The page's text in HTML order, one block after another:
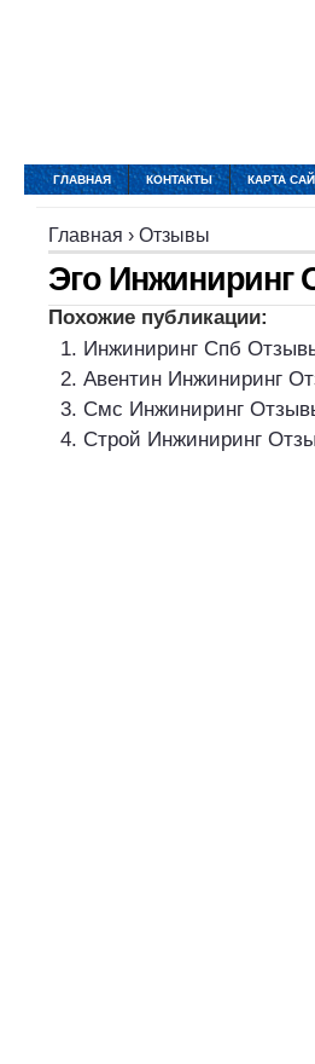
ГЛАВНАЯ КОНТАКТЫ КАРТА
Главная › Отзывы
Эго Инжиниринг
Похожие публикации:
Инжиниринг Спб
Авентин Инжиниринг
Смс Инжиниринг
Строй Инжиниринг